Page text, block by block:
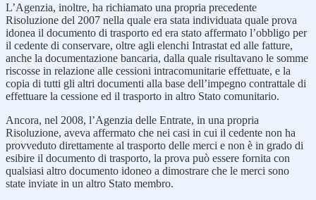
L’Agenzia, inoltre, ha richiamato una propria precedente
Risoluzione del 2007 nella quale era stata individuata quale prova
idonea il documento di trasporto ed era stato affermato l’obbligo per
il cedente di conservare, oltre agli elenchi Intrastat ed alle fatture,
anche la documentazione bancaria, dalla quale risultavano le somme
riscosse in relazione alle cessioni intracomunitarie effettuate, e la
copia di tutti gli altri documenti alla base dell’impegno contrattale di
effettuare la cessione ed il trasporto in altro Stato comunitario.
Ancora, nel 2008, l’Agenzia delle Entrate, in una propria
Risoluzione, aveva affermato che nei casi in cui il cedente non ha
provveduto direttamente al trasporto delle merci e non è in grado di
esibire il documento di trasporto, la prova può essere fornita con
qualsiasi altro documento idoneo a dimostrare che le merci sono
state inviate in un altro Stato membro.